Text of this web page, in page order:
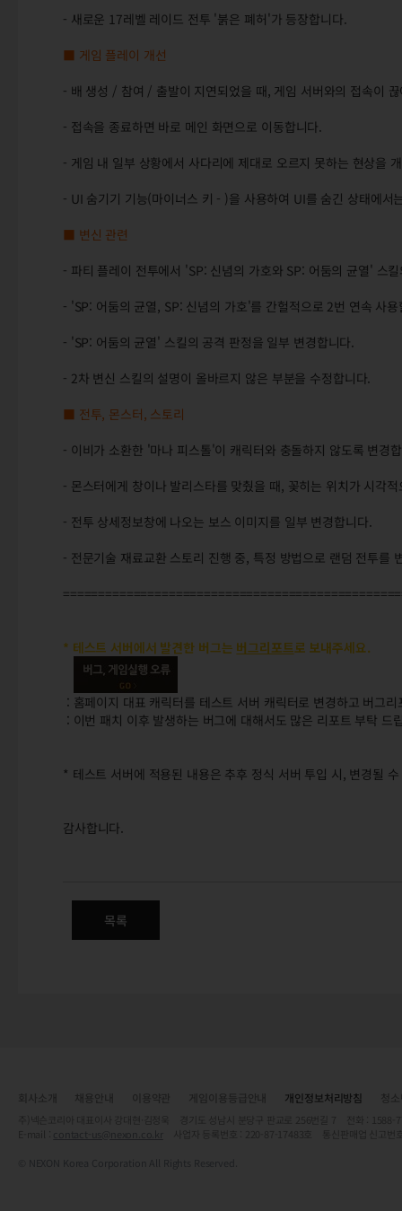
- 새로운 17레벨 레이드 전투 '붉은 폐허'가 등장합니다.
■ 게임 플레이 개선
- 배 생성 / 참여 / 출발이 지연되었을 때, 게임 서버와의 접속이
- 접속을 종료하면 바로 메인 화면으로 이동합니다.
- 게임 내 일부 상황에서 사다리에 제대로 오르지 못하는 현상을
- UI 숨기기 기능(마이너스 키 - )을 사용하여 UI를 숨긴 상태에서
■ 변신 관련
- 파티 플레이 전투에서 'SP: 신념의 가호와 SP: 어둠의 균열' 스
- 'SP: 어둠의 균열, SP: 신념의 가호'를 간헐적으로 2번 연속 사
- 'SP: 어둠의 균열' 스킬의 공격 판정을 일부 변경합니다.
- 2차 변신 스킬의 설명이 올바르지 않은 부분을 수정합니다.
■ 전투, 몬스터, 스토리
- 이비가 소환한 '마나 피스톨'이 캐릭터와 충돌하지 않도록 변경
- 몬스터에게 창이나 발리스타를 맞췄을 때, 꽂히는 위치가 시각
- 전투 상세정보창에 나오는 보스 이미지를 일부 변경합니다.
- 전문기술 재료교환 스토리 진행 중, 특정 방법으로 랜덤 전투를
* 테스트 서버에서 발견한 버그는 버그리포트로 보내주세요.
: 홈페이지 대표 캐릭터를 테스트 서버 캐릭터로 변경하고 버그
: 이번 패치 이후 발생하는 버그에 대해서도 많은 리포트 부탁 드
* 테스트 서버에 적용된 내용은 추후 정식 서버 투입 시, 변경될
감사합니다.
목록
개인정보처리방침
contact-us@nexon.co.kr
© NEXON Korea Corporation All Rights Reserved.